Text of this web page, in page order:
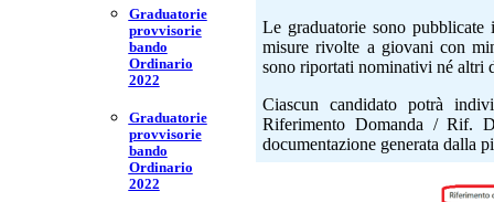
Graduatorie
provvisorie
bando
Ordinario
2022
Graduatorie
provvisorie
bando
Ordinario
2022
Le graduatorie sono
misure rivolte a giovani con
sono riportati nominativi né altri
Ciascun candidato potrà
Riferimento Domanda / Rif.
documentazione generata dalla